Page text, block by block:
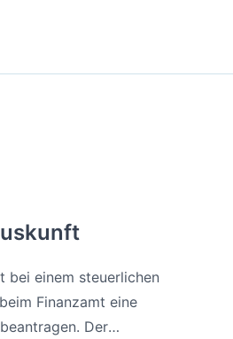
bei einem steuerlichen
Finanzamt eine
Der